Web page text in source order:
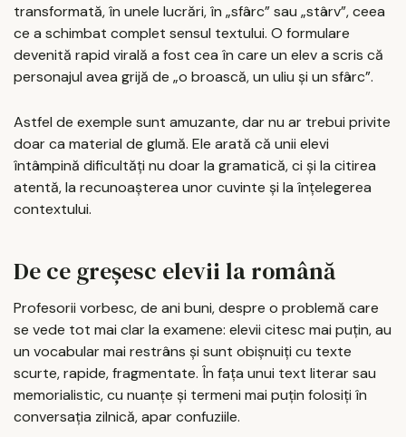
transformată, în unele lucrări, în „sfârc” sau „stârv”, ceea
ce a schimbat complet sensul textului. O formulare
devenită rapid virală a fost cea în care un elev a scris că
personajul avea grijă de „o broască, un uliu și un sfârc”.
Astfel de exemple sunt amuzante, dar nu ar trebui privite
doar ca material de glumă. Ele arată că unii elevi
întâmpină dificultăți nu doar la gramatică, ci și la citirea
atentă, la recunoașterea unor cuvinte și la înțelegerea
contextului.
De ce greșesc elevii la română
Profesorii vorbesc, de ani buni, despre o problemă care
se vede tot mai clar la examene: elevii citesc mai puțin, au
un vocabular mai restrâns și sunt obișnuiți cu texte
scurte, rapide, fragmentate. În fața unui text literar sau
memorialistic, cu nuanțe și termeni mai puțin folosiți în
conversația zilnică, apar confuziile.